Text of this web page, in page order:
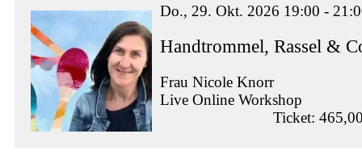
Do., 29. Okt. 2026 19:00 -
Handtrommel, Rassel &
Frau Nicole Knorr
Live Online Workshop
Ticket: